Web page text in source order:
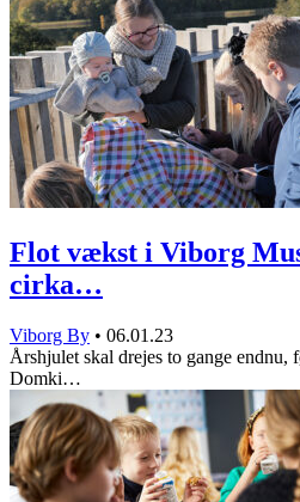
Flot vækst i Viborg
cirka…
Viborg By • 06.01.23
Årshjulet skal drejes to gange endnu,
Domki…